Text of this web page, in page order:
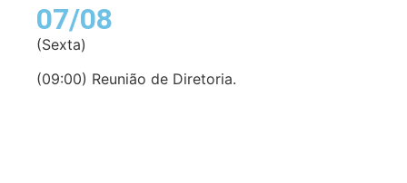
07/08
(Sexta)
(09:00) Reunião de Diretoria.